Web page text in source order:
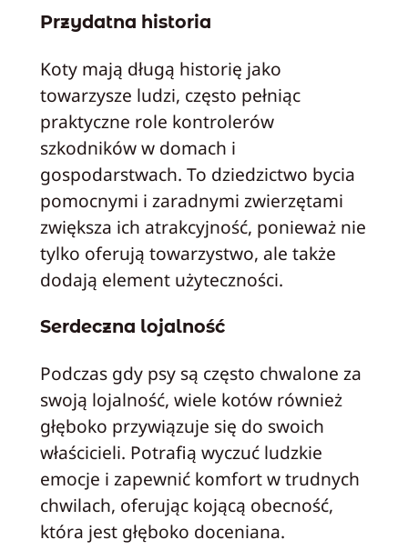
Przydatna historia
Koty mają długą historię jako
towarzysze ludzi, często pełniąc
praktyczne role kontrolerów
szkodników w domach i
gospodarstwach. To dziedzictwo bycia
pomocnymi i zaradnymi zwierzętami
zwiększa ich atrakcyjność, ponieważ nie
tylko oferują towarzystwo, ale także
dodają element użyteczności.
Serdeczna lojalność
Podczas gdy psy są często chwalone za
swoją lojalność, wiele kotów również
głęboko przywiązuje się do swoich
właścicieli. Potrafią wyczuć ludzkie
emocje i zapewnić komfort w trudnych
chwilach, oferując kojącą obecność,
która jest głęboko doceniana.